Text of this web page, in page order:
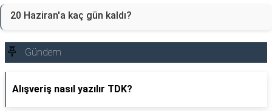
20 Haziran'a kaç gün kaldı?
Gündem
Alışveriş nasıl yazılır TDK?